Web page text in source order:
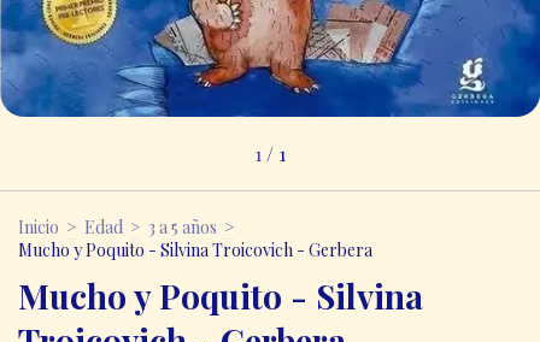
1/ 1
Inicio > Edad > 3 a 5 años >
Mucho y Poquito - Silvina Troicovich - Gerbera
Mucho y Poquito - Silvina